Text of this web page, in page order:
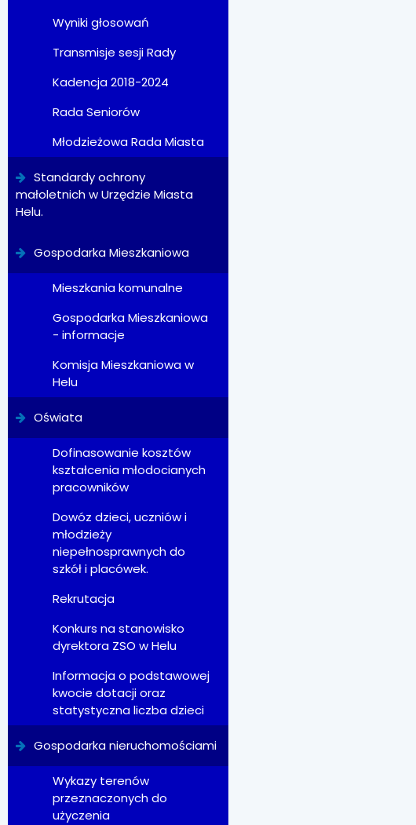
Wyniki głosowań
Transmisje sesji Rady
Kadencja 2018-2024
Rada Seniorów
Młodzieżowa Rada Miasta
Standardy ochrony
małoletnich w Urzędzie Miasta
Helu.
Gospodarka Mieszkaniowa
Mieszkania komunalne
Gospodarka Mieszkaniowa
- informacje
Komisja Mieszkaniowa w
Helu
Oświata
Dofinasowanie kosztów
kształcenia młodocianych
pracowników
Dowóz dzieci, uczniów i
młodzieży
niepełnosprawnych do
szkół i placówek.
Rekrutacja
Konkurs na stanowisko
dyrektora ZSO w Helu
Informacja o podstawowej
kwocie dotacji oraz
statystyczna liczba dzieci
Gospodarka nieruchomościami
Wykazy terenów
przeznaczonych do
użyczenia